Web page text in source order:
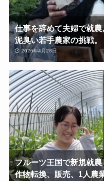
仕事を辞めて夫婦で就
泥臭い若手農家の挑戦。
2026年4月28日
フルーツ王国で新規就農
作物転換、販売、1人農